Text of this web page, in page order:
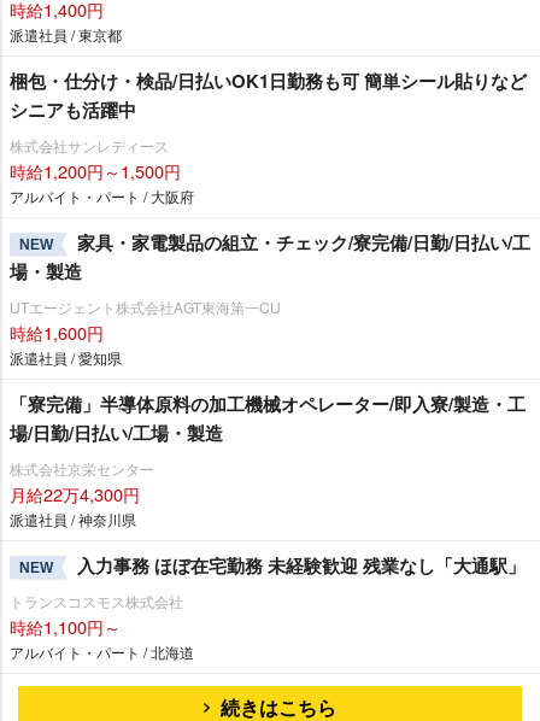
時給1,400円
派遣社員 / 東京都
梱包・仕分け・検品/日払いOK1日勤務も可 簡単シール貼りなど
シニアも活躍中
株式会社サンレディース
時給1,200円～1,500円
アルバイト・パート / 大阪府
NEW
家具・家電製品の組立・チェック/寮完備/日勤/日払い/工
場・製造
UTエージェント株式会社AGT東海第一CU
時給1,600円
派遣社員 / 愛知県
「寮完備」半導体原料の加工機械オペレーター/即入寮/製造・工
場/日勤/日払い/工場・製造
株式会社京栄センター
月給22万4,300円
派遣社員 / 神奈川県
NEW 入力事務 ほぼ在宅勤務 未経験歓迎 残業なし「大通駅」
トランスコスモス株式会社
時給1,100円～
アルバイト・パート / 北海道
続きはこちら